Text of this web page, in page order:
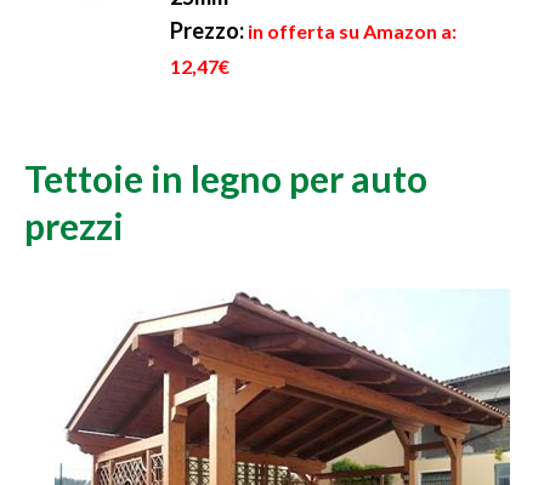
Prezzo: in offerta su Amazon a:
12,47€
Tettoie in legno per auto
prezzi